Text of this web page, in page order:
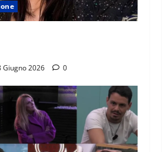
Giugno 2026 0